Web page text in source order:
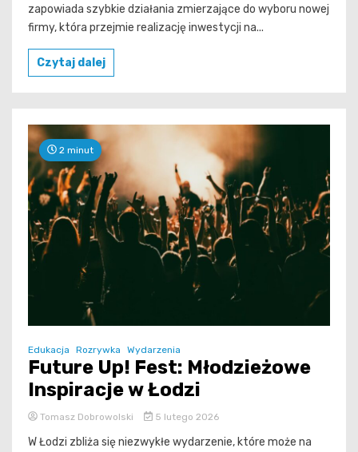
zapowiada szybkie działania zmierzające do wyboru nowej
firmy, która przejmie realizację inwestycji na...
Czytaj dalej
2 minut
Edukacja Rozrywka Wydarzenia
Future Up! Fest: Młodzieżowe
Inspiracje w Łodzi
Tomasz Dobrowolski 5 lutego 2026
W Łodzi zbliża się niezwykłe wydarzenie, które może na